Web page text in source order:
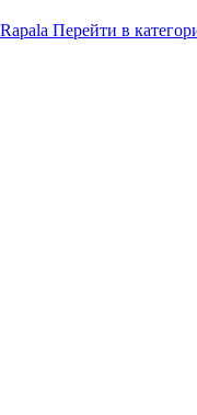
Rapala Перейти в